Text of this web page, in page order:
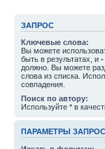
ЗАПРОС
Ключевые слова:
Вы можете
быть в результатах, и -
должно. Вы можете
слова из списка.
совпадения.
Поиск по автору:
Используйте * в
ПАРАМЕТРЫ